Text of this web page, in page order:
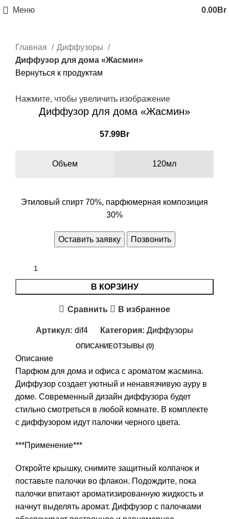
Меню 0.00Br
Главная
Диффузоры
Диффузор для дома «Жасмин»
Вернуться к продуктам
Нажмите, чтобы увеличить изображение
Диффузор для дома «Жасмин»
57.99Br
Объем 120мл
Этиловый спирт 70%, парфюмерная композиция
30%
Оставить заявку Позвонить
В КОРЗИНУ
Сравнить В избранное
Артикул: dif4 Категория: Диффузоры
ОПИСАНИЕОТЗЫВЫ (0)
Описание
Парфюм для дома и офиса с ароматом жасмина.
Диффузор создает уютный и ненавязчивую ауру в
доме. Современный дизайн диффузора будет
стильно смотреться в любой комнате. В комплекте
с диффузором идут палочки черного цвета.
***Применение***
Откройте крышку, снимите защитный колпачок и
поставьте палочки во флакон. Подождите, пока
палочки впитают ароматизированную жидкость и
начнут выделять аромат. Диффузор с палочками